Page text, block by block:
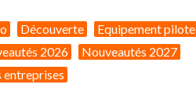
Découverte
Equipement pilote
2026
Nouveautés 2027
entreprises